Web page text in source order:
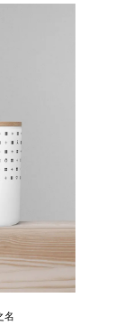
名